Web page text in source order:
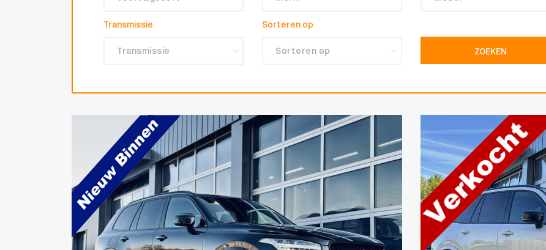
Transmissie Sorteren op
ZOEKEN